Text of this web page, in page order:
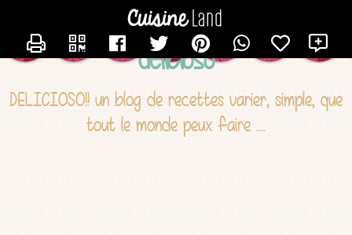
delicioso
DELICIOSO!! un blog de recettes varier, simple, que
tout le monde peux faire ....
CONTACTER SARAH